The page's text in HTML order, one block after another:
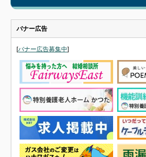
バナー広告
[バナー広告募集中]